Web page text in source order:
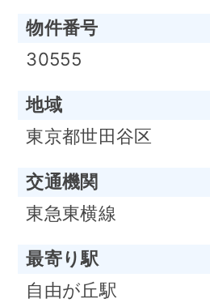
物件番号
30555
地域
東京都世田谷区
交通機関
東急東横線
最寄り駅
自由が丘駅